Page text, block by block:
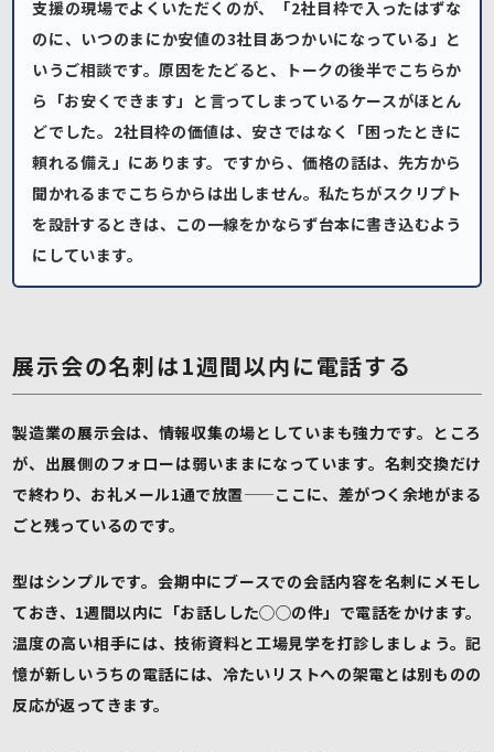
支援の現場でよくいただくのが、「2社目枠で入ったはずな
のに、いつのまにか安値の3社目あつかいになっている」と
いうご相談です。原因をたどると、トークの後半でこちらか
ら「お安くできます」と言ってしまっているケースがほとん
どでした。2社目枠の価値は、安さではなく「困ったときに
頼れる備え」にあります。ですから、価格の話は、先方から
聞かれるまでこちらからは出しません。私たちがスクリプト
を設計するときは、この一線をかならず台本に書き込むよう
にしています。
展示会の名刺は1週間以内に電話する
製造業の展示会は、情報収集の場としていまも強力です。ところ
が、出展側のフォローは弱いままになっています。名刺交換だけ
で終わり、お礼メール1通で放置——ここに、差がつく余地がまる
ごと残っているのです。
型はシンプルです。会期中にブースでの会話内容を名刺にメモし
ておき、1週間以内に「お話しした◯◯の件」で電話をかけます。
温度の高い相手には、技術資料と工場見学を打診しましょう。記
憶が新しいうちの電話には、冷たいリストへの架電とは別ものの
反応が返ってきます。